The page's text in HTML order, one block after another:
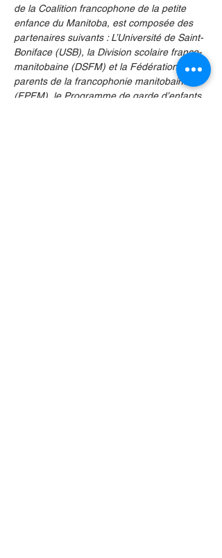
de la Coalition francophone de la petite
enfance du Manitoba, est composée des
partenaires suivants : L’Université de Saint-
Boniface (USB), la Division scolaire franco-
manitobaine (DSFM) et la Fédération des
parents de la francophonie manitobaine
(FPFM), le Programme de garde d’enfants